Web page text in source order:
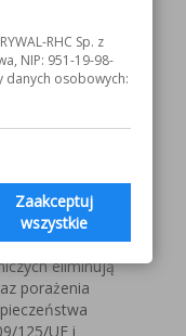
zgodnie z
bezpieczny w
– nie
łatwopalnego.
w większych
bezpieczeństwo
CLP,
i łatwopalnych
w naszych
eliminują
porażenia
125/UE i
RHC Sp. z
NIP: 951-19-98-
danych osobowych:
Zaakceptuj
wszystkie